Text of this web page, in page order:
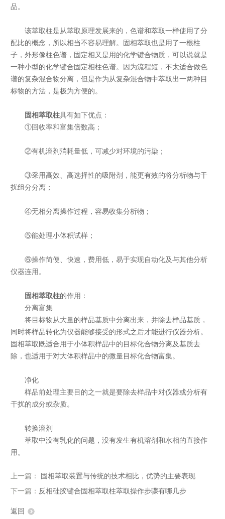
品。
该萃取柱是从萃取原理发展来的，色谱和萃取一样使用了分
配比的概念，所以相当不容易理解。固相萃取也是用了一根柱
子，外形像柱色谱，固定相又是用的化学键合物质，可以说就是
一种小型的化学键合固定相柱色谱。因为流程短，不太适合做色
谱的复杂混合物分离，但是作为从复杂混合物中萃取出一两种目
标物的方法，是极为方便的。
固相萃取柱具有如下优点：
①回收率和富集倍数高；
②有机溶剂消耗量低，可减少对环境的污染；
③采用高效、高选择性的吸附剂，能更有效的将分析物与干
扰组分分离；
④无相分离操作过程，容易收集分析物；
⑤能处理小体积试样；
⑥操作简便、快速，费用低，易于实现自动化及与其他分析
仪器连用。
固相萃取柱的作用：
分离富集
将目标物从大量的样品基质中分离出来，并除去样品基质，
同时将样品转化为仪器能够接受的形式之后才能进行仪器分析。
固相萃取既适合用于小体积样品中的目标化合物分离及基质去
除，也适用于对大体积样品中的微量目标化合物富集。
净化
样品前处理主要目的之一就是要除去样品中对仪器或分析有
干扰的成分或杂质。
转换溶剂
萃取中没有乳化的问题，没有发生有机溶剂和水相的直接作
用。
上一篇：
固相萃取装置与传统的技术相比，优势的主要表现
下一篇： 反相硅胶键合固相萃取柱萃取操作步骤有哪几步
返回